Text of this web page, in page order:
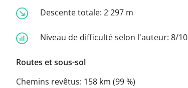
Descente totale: 2 297 m
Niveau de difficulté selon l'auteur: 8/10
Routes et sous-sol
Chemins revêtus: 158 km (99 %)